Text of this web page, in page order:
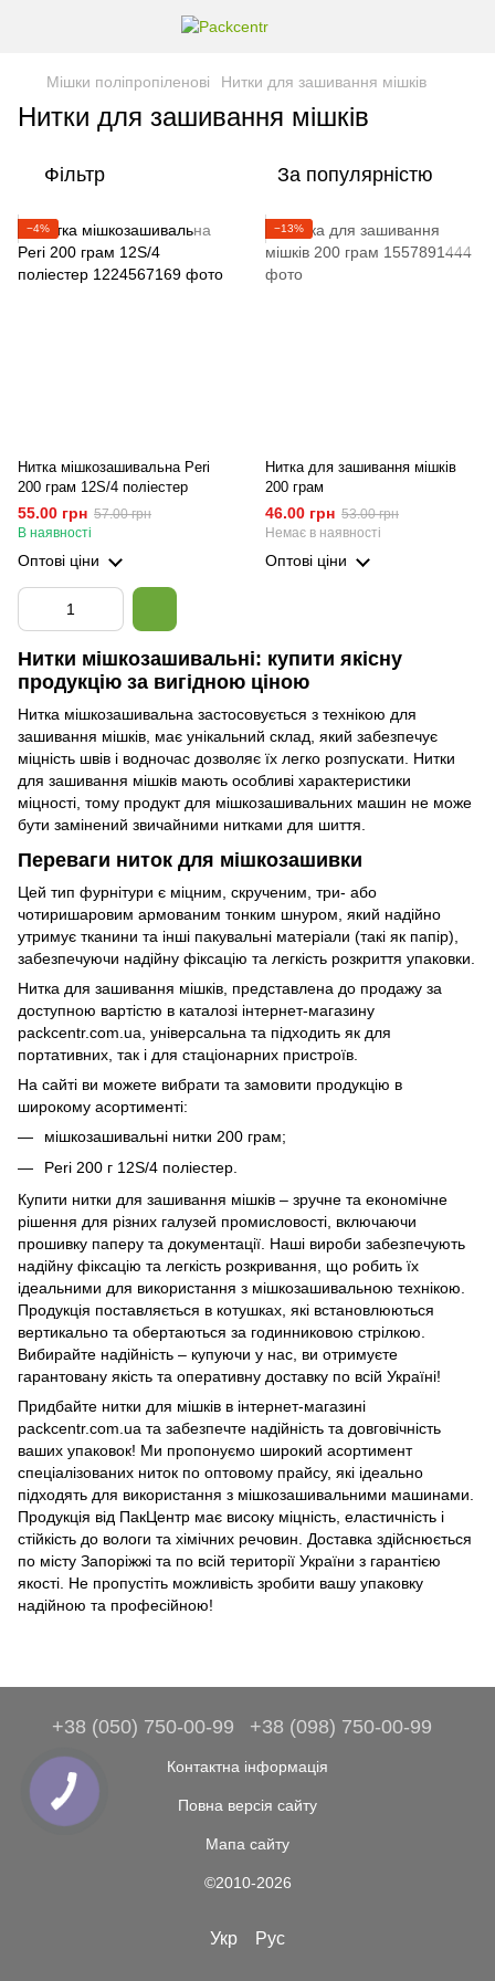
Мішки поліпропіленові Нитки для зашивання мішків
Нитки для зашивання мішків
Фільтр За популярністю
−4%
Нитка мішкозашивальна Peri
200 грам 12S/4 поліестер
55.00 грн 57.00 грн
В наявності
Оптові ціни
−13%
Нитка для зашивання мішків
200 грам
46.00 грн 53.00 грн
Немає в наявності
Оптові ціни
Нитки мішкозашивальні: купити якісну
продукцію за вигідною ціною
Нитка мішкозашивальна застосовується з технікою для
зашивання мішків, має унікальний склад, який забезпечує
міцність швів і водночас дозволяє їх легко розпускати. Нитки
для зашивання мішків мають особливі характеристики
міцності, тому продукт для мішкозашивальних машин не може
бути замінений звичайними нитками для шиття.
Переваги ниток для мішкозашивки
Цей тип фурнітури є міцним, скрученим, три- або
чотиришаровим армованим тонким шнуром, який надійно
утримує тканини та інші пакувальні матеріали (такі як папір),
забезпечуючи надійну фіксацію та легкість розкриття упаковки.
Нитка для зашивання мішків, представлена ​​до продажу за
доступною вартістю в каталозі інтернет-магазину
packcentr.com.ua, універсальна та підходить як для
портативних, так і для стаціонарних пристроїв.
На сайті ви можете вибрати та замовити продукцію в
широкому асортименті:
мішкозашивальні нитки 200 грам;
Peri 200 г 12S/4 поліестер.
Купити нитки для зашивання мішків – зручне та економічне
рішення для різних галузей промисловості, включаючи
прошивку паперу та документації. Наші вироби забезпечують
надійну фіксацію та легкість розкривання, що робить їх
ідеальними для використання з мішкозашивальною технікою.
Продукція поставляється в котушках, які встановлюються
вертикально та обертаються за годинниковою стрілкою.
Вибирайте надійність – купуючи у нас, ви отримуєте
гарантовану якість та оперативну доставку по всій Україні!
Придбайте нитки для мішків в інтернет-магазині
packcentr.com.ua та забезпечте надійність та довговічність
ваших упаковок! Ми пропонуємо широкий асортимент
спеціалізованих ниток по оптовому прайсу, які ідеально
підходять для використання з мішкозашивальними машинами.
Продукція від ПакЦентр має високу міцність, еластичність і
стійкість до вологи та хімічних речовин. Доставка здійснюється
по місту Запоріжжі та по всій території України з гарантією
якості. Не пропустіть можливість зробити вашу упаковку
надійною та професійною!
+38 (050) 750-00-99 +38 (098) 750-00-99
Контактна інформація
Повна версія сайту
Мапа сайту
©2010-2026
Укр Рус